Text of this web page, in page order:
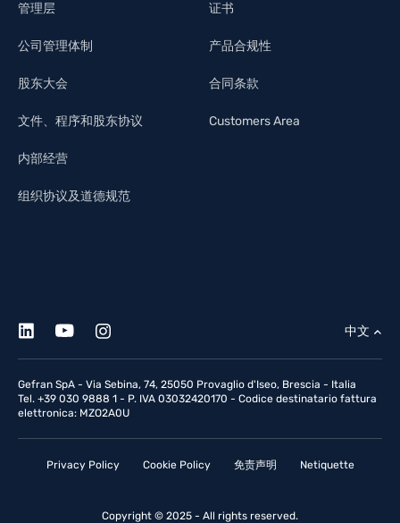
管理层
公司管理体制
股东大会
文件、程序和股东协议
内部经营
组织协议及道德规范
证书
产品合规性
合同条款
Customers Area
Gefran SpA - Via Sebina, 74, 25050 Provaglio d'Iseo, Brescia - Italia
Tel. +39 030 9888 1 - P. IVA 03032420170 - Codice destinatario fattura
elettronica: MZO2A0U
中文
Privacy Policy Cookie Policy 免责声明 Netiquette
Copyright © 2025 - All rights reserved.